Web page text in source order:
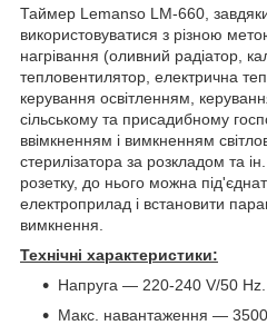
Таймер Lemanso LM-660,
використовуватися з різною
нагрівання (оливний радіатор,
тепловентилятор, електрична
керування освітленням,
сільському та присадибному
ввімкненням і вимкненням
стерилізатора за розкладом та
розетку, до нього можна
електроприлад і встановити
вимкнення.
Технічні характеристики:
Напруга — 220-240 V/50 Hz.
Макс. навантаження —